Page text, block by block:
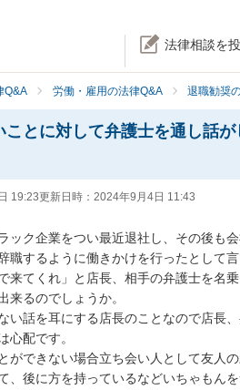
法律相談を
Q&A 労働・雇用の法律Q&A 退職勧奨
ことに対して弁護士を通し話
19:23更新日時： 2024年9月4日 11:43
ック企業をつい最近退社し、その後も
職するように働きかけを行ったとして
来てくれ」と店長、相手の弁護士を名
来るのでしょうか。
い話を耳にする店長のことなので店長
心配です。
ができない場合立ち会い人として友人
、後に方を持っているなどいちゃもん